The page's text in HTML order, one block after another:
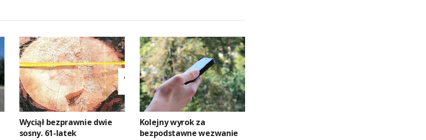
Wyciął bezprawnie dwie
sosny. 61-latek
Kolejny wyrok za
bezpodstawne wezwanie